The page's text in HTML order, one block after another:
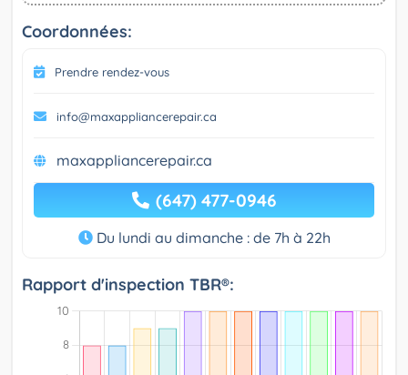
Coordonnées:
Prendre rendez-vous
info@maxappliancerepair.ca
maxappliancerepair.ca
(647) 477-0946
Du lundi au dimanche : de 7h à 22h
Rapport d'inspection TBR®: